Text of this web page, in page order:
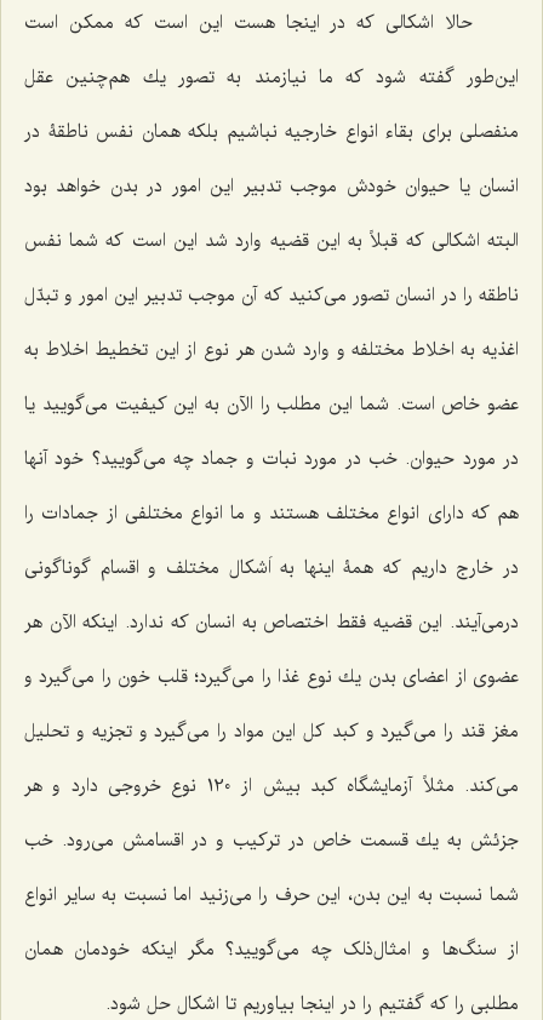
حالا اشکالی که در اینجا هست این است که ممكن است
این‌طور گفته شود كه ما نیازمند به تصور یك هم‌چنین عقل
منفصلى براى بقاء انواع خارجیه نباشیم بلكه همان نفس ناطقۀ در
انسان یا حیوان خودش موجب تدبیر این امور در بدن خواهد بود
البته اشكالى كه قبلاً به این قضیه وارد شد این است كه شما نفس
ناطقه‌ را در انسان تصور مى‌كنید که آن موجب تدبیر این امور و تبدّل
اغذیه به اخلاط مختلفه و وارد شدن هر نوع از این تخطیط اخلاط به
عضو خاص‌ است. شما این مطلب را الآن به این كیفیت مى‌گویید یا
در مورد حیوان. خب در مورد نبات و جماد چه مى‌گویید؟ خود آنها
هم که داراى انواع مختلف هستند و ما انواع مختلفى از جمادات را
در خارج داریم كه همۀ اینها به اَشكال مختلف و اقسام گوناگونى
درمى‌آیند. این قضیه فقط اختصاص به انسان كه ندارد. اینكه الآن هر
عضوى از اعضاى بدن یك نوع غذا را مى‌گیرد؛ قلب خون را مى‌گیرد و
مغز قند را مى‌گیرد و كبد كل این مواد را مى‌گیرد و تجزیه و تحلیل
مى‌كند. مثلاً آزمایشگاه كبد بیش از 120 نوع خروجى دارد و هر
جزئش به یك قسمت خاص در تركیب و در اقسامش مى‌رود. خب
شما نسبت به این بدن، این حرف را مى‌زنید اما نسبت به سایر انواع
از سنگ‌ها و امثال‌ذلک چه مى‌گویید؟ مگر اینكه خودمان ‌همان
مطلبى را كه گفتیم را در اینجا بیاوریم تا اشكال حل شود.